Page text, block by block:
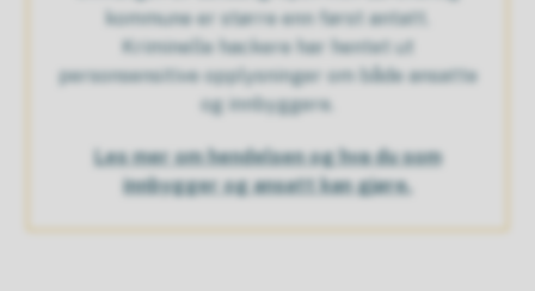
kommune er større enn først antatt.
Kriminelle hackere har hentet ut
personsensitive opplysninger om både ansatte
og innbyggere.
Les mer om hendelsen og hva du som
innbygger og ansatt kan gjøre.